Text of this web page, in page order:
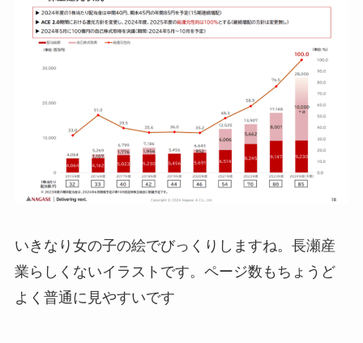
いきなり女の子の絵でびっくりしますね。長瀬産
業らしくないイラストです。ページ数もちょうど
よく普通に見やすいです